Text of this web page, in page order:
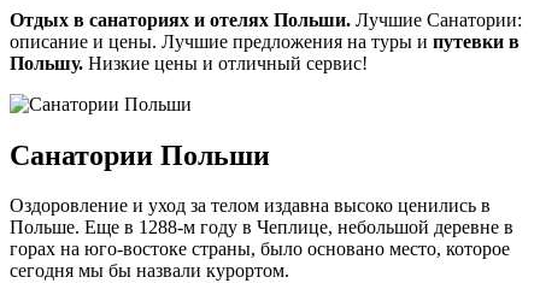
Отдых в санаториях и отелях Польши. Лучшие Санатории:
описание и цены. Лучшие предложения на туры и путевки в
Польшу. Низкие цены и отличный сервис!
Санатории Польши
Оздоровление и уход за телом издавна высоко ценились в
Польше. Еще в 1288-м году в Чеплице, небольшой деревне в
горах на юго-востоке страны, было основано место, которое
сегодня мы бы назвали курортом.